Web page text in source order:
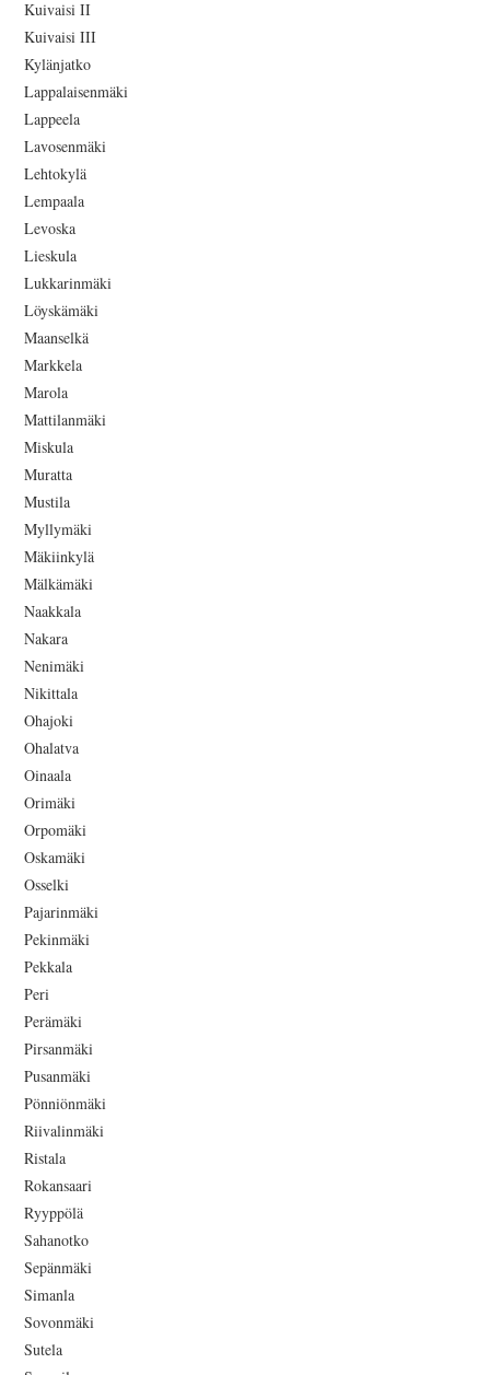
Kuivaisi II
Kuivaisi III
Kylänjatko
Lappalaisenmäki
Lappeela
Lavosenmäki
Lehtokylä
Lempaala
Levoska
Lieskula
Lukkarinmäki
Löyskämäki
Maanselkä
Markkela
Marola
Mattilanmäki
Miskula
Muratta
Mustila
Myllymäki
Mäkiinkylä
Mälkämäki
Naakkala
Nakara
Nenimäki
Nikittala
Ohajoki
Ohalatva
Oinaala
Orimäki
Orpomäki
Oskamäki
Osselki
Pajarinmäki
Pekinmäki
Pekkala
Peri
Perämäki
Pirsanmäki
Pusanmäki
Pönniönmäki
Riivalinmäki
Ristala
Rokansaari
Ryyppölä
Sahanotko
Sepänmäki
Simanla
Sovonmäki
Sutela